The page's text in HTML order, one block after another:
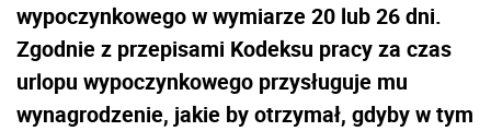
wypoczynkowego w wymiarze 20 lub 26 dni.
Zgodnie z przepisami Kodeksu pracy za czas
urlopu wypoczynkowego przysługuje mu
wynagrodzenie, jakie by otrzymał, gdyby w tym